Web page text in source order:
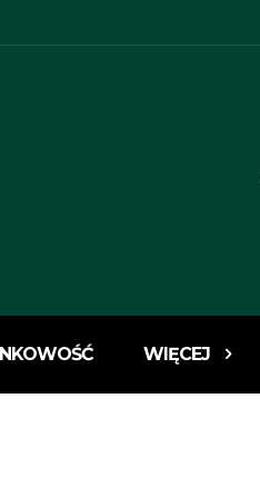
WIĘCEJ